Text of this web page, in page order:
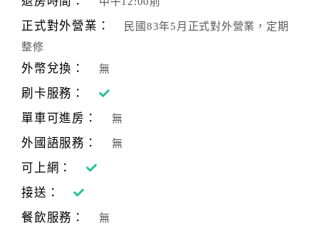
查
詢
訂
房
Q&A
旅
卡
訂
房
正式對外營業：
民國83年5月正式對外營業，定期
整修
外幣兌換： 無
刷卡服務：
單車可進房：
無
外國語服務： 無
可上網：
接送：
餐飲服務：
無